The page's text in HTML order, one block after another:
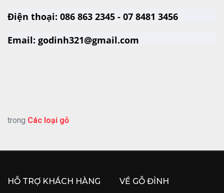
Điện thoại: 086 863 2345 - 07 8481 3456
Email: godinh321@gmail.com
trong Các loại gỗ
HỖ TRỢ KHÁCH HÀNG VỀ GỖ ĐỈNH